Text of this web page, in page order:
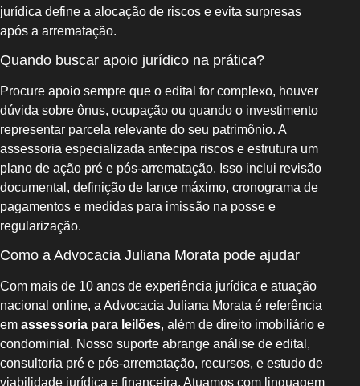
jurídica define a alocação de riscos e evita surpresas
após a arrematação.
Quando buscar apoio jurídico na prática?
Procure apoio sempre que o edital for complexo, houver
dúvida sobre ônus, ocupação ou quando o investimento
representar parcela relevante do seu patrimônio. A
assessoria especializada antecipa riscos e estrutura um
plano de ação pré e pós-arrematação. Isso inclui revisão
documental, definição de lance máximo, cronograma de
pagamentos e medidas para imissão na posse e
regularização.
Como a Advocacia Juliana Morata pode ajudar
Com mais de 10 anos de experiência jurídica e atuação
nacional online, a Advocacia Juliana Morata é referência
em assessoria para leilões, além de direito imobiliário e
condominial. Nosso suporte abrange análise de edital,
consultoria pré e pós-arrematação, recursos, e estudo de
viabilidade jurídica e financeira. Atuamos com linguagem